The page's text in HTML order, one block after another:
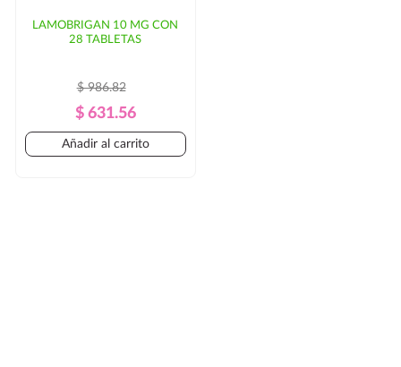
LAMOBRIGAN 10 MG CON
28 TABLETAS
Precio
Regular
$ 986.82
Precio
$ 631.56
Añadir al carrito